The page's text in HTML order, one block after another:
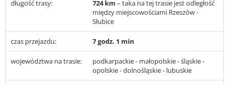
długość trasy: 724 km – taka na tej trasie jest odległość
między miejscowościami Rzeszów -
Słubice
czas przejazdu: 7 godz. 1 min
województwa na trasie:
podkarpackie - małopolskie - śląskie -
opolskie - dolnośląskie - lubuskie